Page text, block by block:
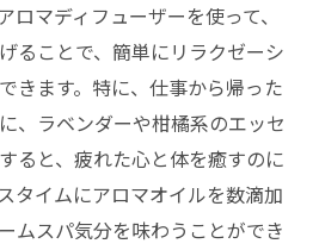
ロマディフューザーを使って、
ることで、簡単にリラクゼーシ
きます。特に、仕事から帰った
、ラベンダーや柑橘系のエッセ
ると、疲れた心と体を癒すのに
タイムにアロマオイルを数滴加
ムスパ気分を味わうことができ